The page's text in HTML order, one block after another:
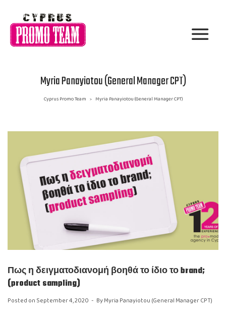
Myria Panayiotou (General Manager CPT)
Cyprus Promo Team > Myria Panayiotou (General Manager CPT)
Πως η δειγματοδιανομή βοηθά το ίδιο το brand;
(product sampling)
Posted on September 4, 2020 ByMyria Panayiotou (General Manager CPT)